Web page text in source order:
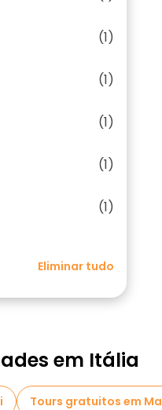
(1)
(1)
(1)
(1)
(1)
Eliminar tudo
em Itália
Tours gratuitos em